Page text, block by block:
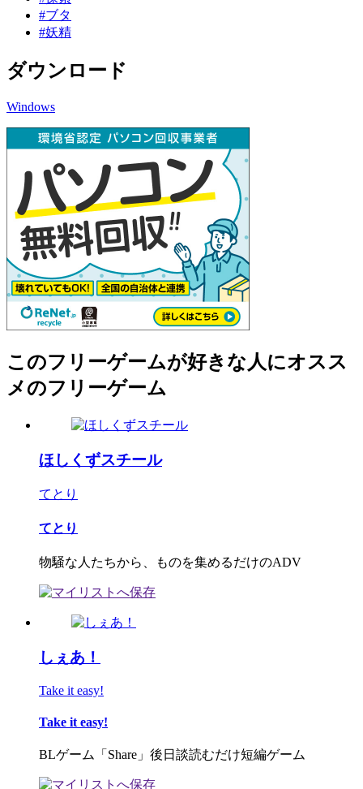
#ブタ
#妖精
ダウンロード
Windows
このフリーゲームが好きな人にオスス
メのフリーゲーム
ほしくずスチール
てとり
てとり
物騒な人たちから、ものを集めるだけのADV
しぇあ！
Take it easy!
Take it easy!
BLゲーム「Share」後日談読むだけ短編ゲーム